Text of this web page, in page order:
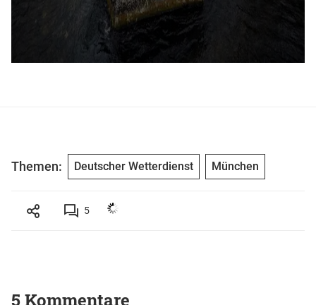
Themen: Deutscher Wetterdienst München
5
5 Kommentare